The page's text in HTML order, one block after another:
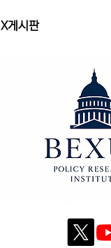
X게시판